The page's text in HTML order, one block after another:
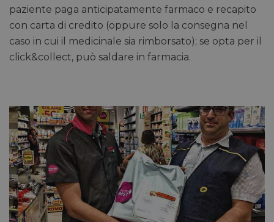
paziente paga anticipatamente farmaco e recapito
con carta di credito (oppure solo la consegna nel
caso in cui il medicinale sia rimborsato); se opta per il
click&collect, può saldare in farmacia.